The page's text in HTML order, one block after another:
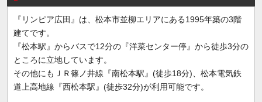
『リンピア広田』は、松本市並柳エリアにある1995年築の3階
建てです。
『松本駅』からバスで12分の『洋菜センター停』から徒歩3分の
ところに立地しています。
その他にもＪＲ篠ノ井線『南松本駅』(徒歩18分)、松本電気鉄
道上高地線『西松本駅』(徒歩32分)が利用可能です。